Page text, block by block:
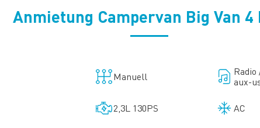
Anmietung Campervan Big Van 4
Manuell
Radio
aux-
2,3L 130PS AC